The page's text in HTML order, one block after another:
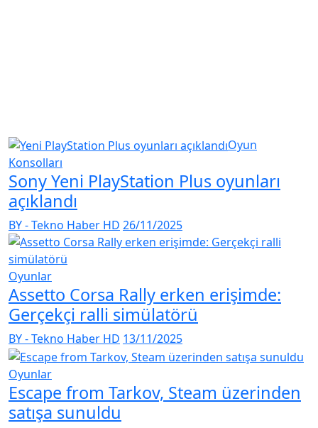
Oyun
Konsolları
Sony Yeni PlayStation Plus oyunları
açıklandı
BY - Tekno Haber HD 26/11/2025
Oyunlar
Assetto Corsa Rally erken erişimde:
Gerçekçi ralli simülatörü
BY - Tekno Haber HD 13/11/2025
Oyunlar
Escape from Tarkov, Steam üzerinden
satışa sunuldu